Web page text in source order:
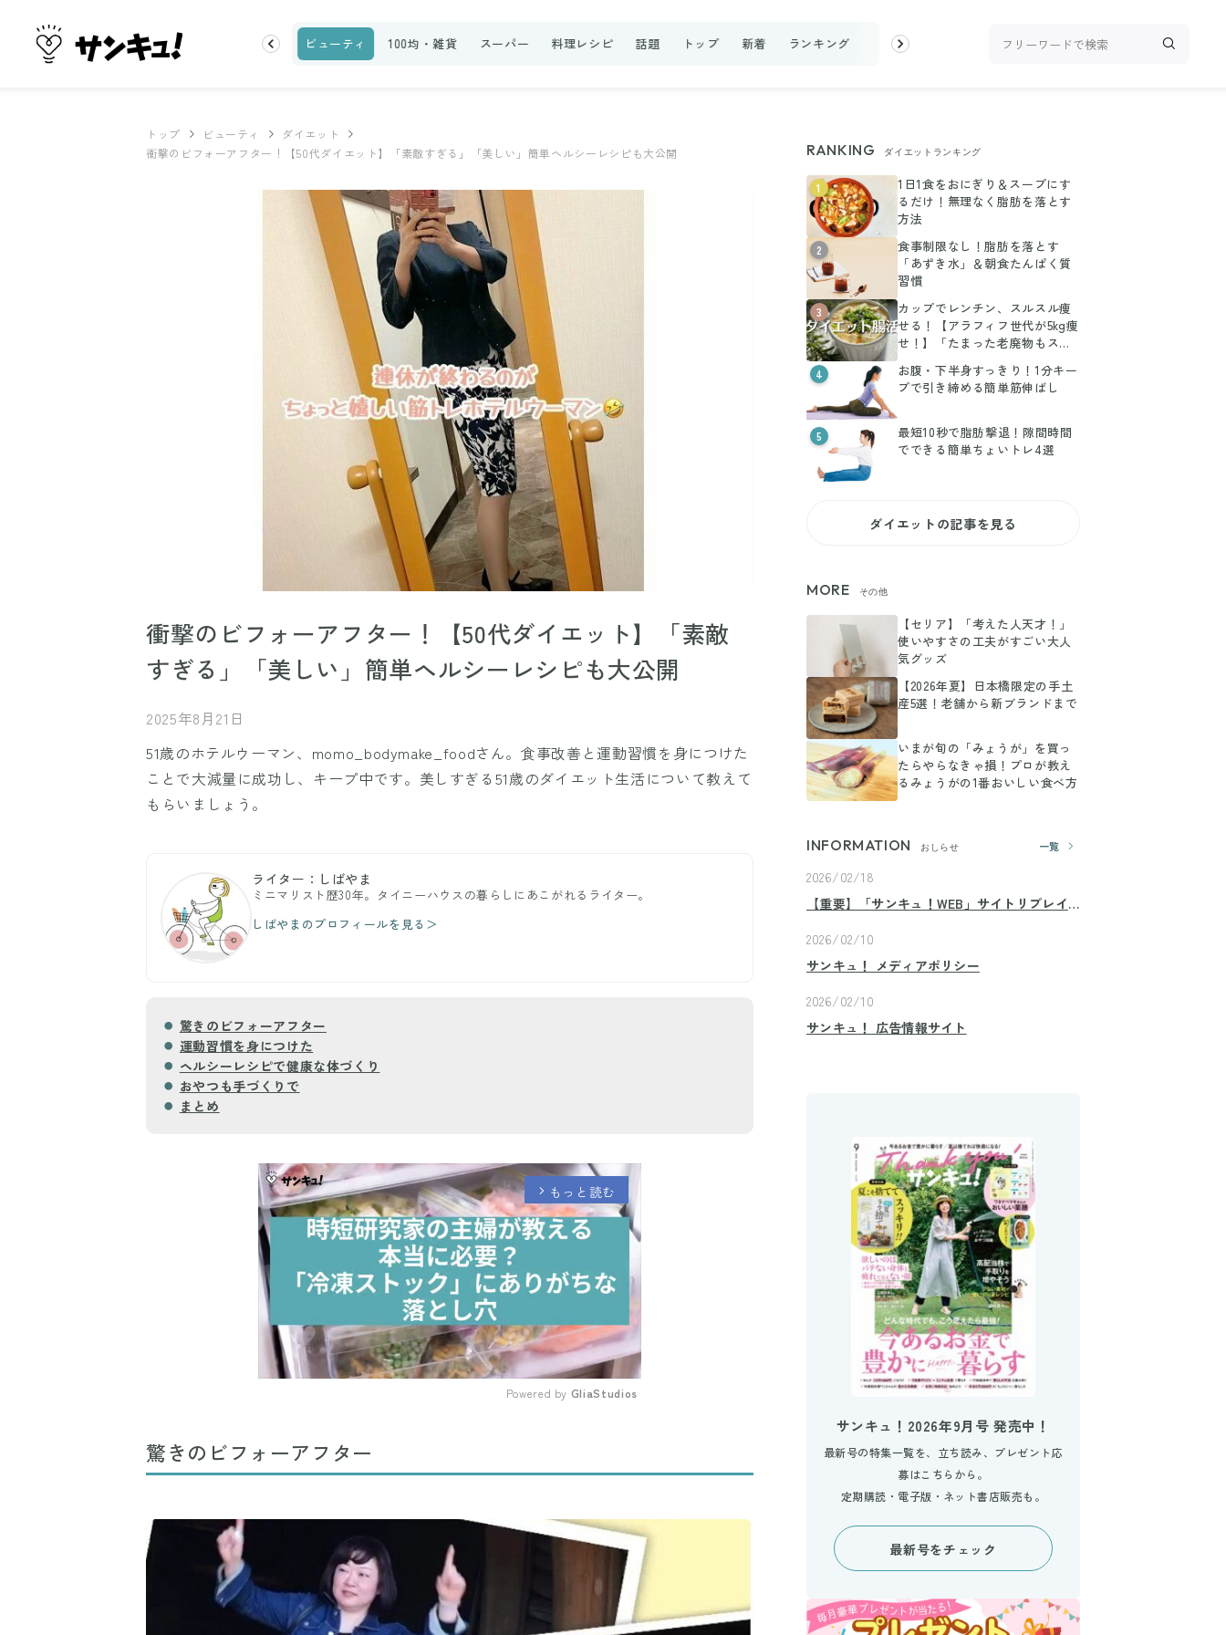
ランキング お金 家事テク 収納・片付け ビューティ 100均・雑貨 スーパー 料理レシピ 話題 トップ 新着 ランキング お金 収納・片付け ビューティ 100均・
トップ ビューティ
ダイエット
衝撃のビフォーアフター！【50代ダイエット】「素敵すぎる」「美しい」簡単ヘルシーレシピも大公開
衝撃のビフォーアフター！【50代ダイエット】「素敵
すぎる」「美しい」簡単ヘルシーレシピも大公開
2025年8月21日
51歳のホテルウーマン、momo_bodymake_foodさん。食事改善と運動習慣を身につけた
ことで大減量に成功し、キープ中です。美しすぎる51歳のダイエット生活について教えて
もらいましょう。
ライター：しばやま
ミニマリスト歴30年。タイニーハウスの暮らしにあこがれるライター。
しばやまのプロフィールを見る＞
驚きのビフォーアフター
運動習慣を身につけた
ヘルシーレシピで健康な体づくり
おやつも手づくりで
まとめ
arrow_forward_ios もっと読む
Powered by GliaStudios
驚きのビフォーアフター
RANKING ダイエットランキング
1
1日1食をおにぎり＆スープにす
るだけ！無理なく脂肪を落とす
方法
2
食事制限なし！脂肪を落とす
「あずき水」＆朝食たんぱく質
習慣
3
カップでレンチン、スルスル痩
せる！【アラフィフ世代が5kg痩
せ！】「たまった老廃物もスッ
キリ」レシピ2選
4
お腹・下半身すっきり！1分キー
プで引き締める簡単筋伸ばし
5
最短10秒で脂肪撃退！隙間時間
でできる簡単ちょいトレ4選
ダイエットの記事を見る
MORE その他
【セリア】「考えた人天才！」
使いやすさの工夫がすごい大人
気グッズ
【2026年夏】日本橋限定の手土
産5選！老舗から新ブランドまで
いまが旬の「みょうが」を買っ
たらやらなきゃ損！プロが教え
るみょうがの1番おいしい食べ方
INFORMATION おしらせ 一覧
2026/02/18
【重要】「サンキュ！WEB」サイトリプレイ
2026/02/10
サンキュ！ メディアポリシー
2026/02/10
サンキュ！ 広告情報サイト
サンキュ！2026年9月号 発売中！
最新号の特集一覧を、立ち読み、プレゼント応
募はこちらから。
定期購読・電子版・ネット書店販売も。
最新号をチェック